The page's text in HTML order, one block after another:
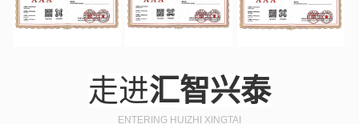
走进汇智兴泰
ENTERING HUIZHI XINGTAI